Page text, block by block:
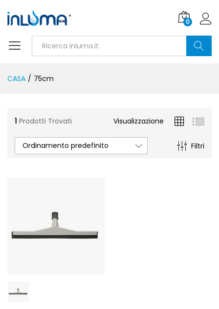
0
CASA / 75cm
1 Prodotti Trovati Visualizzazione
Filtri
Ordinamento predefinito